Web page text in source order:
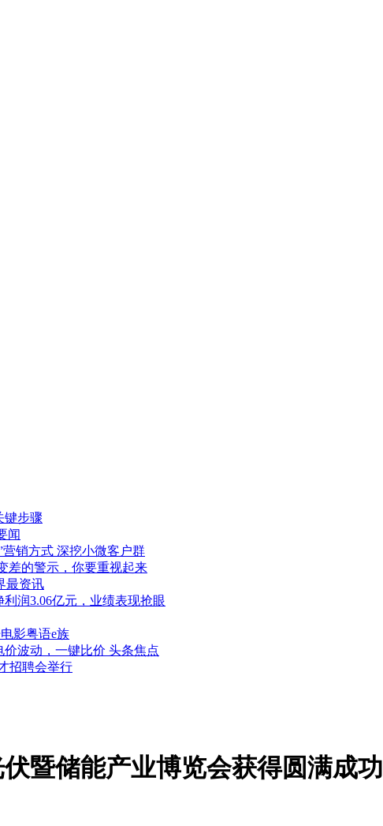
键步骤
闻
营销方式 深挖小微客户群
差的警示，你要重视起来
最资讯
润3.06亿元，业绩表现抢眼
影粤语e族
波动，一键比价 头条焦点
招聘会举行
暨储能产业博览会获得圆满成功